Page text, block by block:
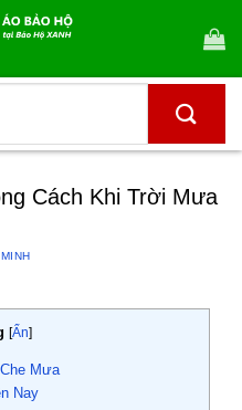
Cách Khi Trời Mưa
[Ẩn]
Mưa
Nay